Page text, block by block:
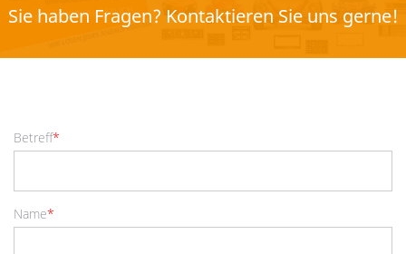
Sie haben Fragen? Kontaktieren Sie uns gerne!
Betreff*
Name*